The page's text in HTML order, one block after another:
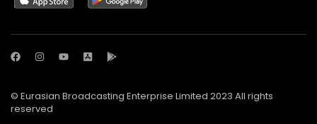
© Eurasian Broadcasting Enterprise Limited 2023 All rights
reserved